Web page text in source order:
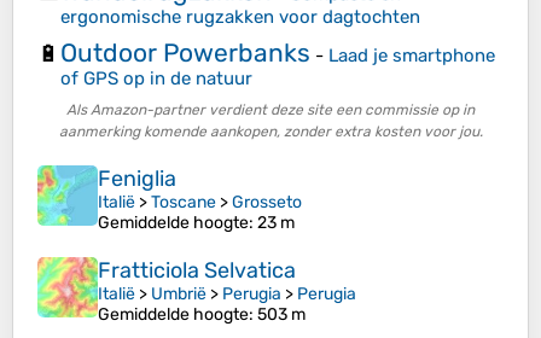
ergonomische rugzakken voor dagtochten
🔋 Outdoor Powerbanks - Laad je smartphone
of GPS op in de natuur
Als Amazon-partner verdient deze site een commissie op in
aanmerking komende aankopen, zonder extra kosten voor jou.
Feniglia
Italië >Toscane >Grosseto
Gemiddelde hoogte: 23 m
Fratticiola Selvatica
Italië > Umbrië > Perugia > Perugia
Gemiddelde hoogte: 503 m